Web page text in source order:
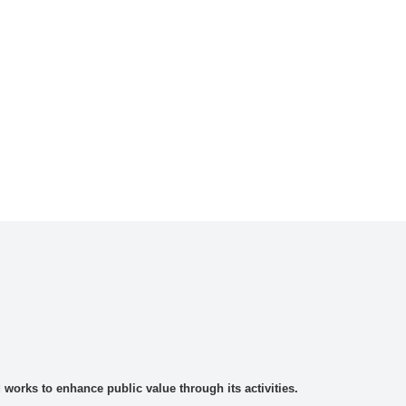
to enhance public value through its activities.